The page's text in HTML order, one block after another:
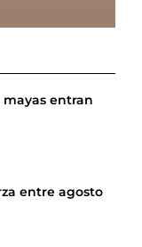
mayas entran
entre agosto